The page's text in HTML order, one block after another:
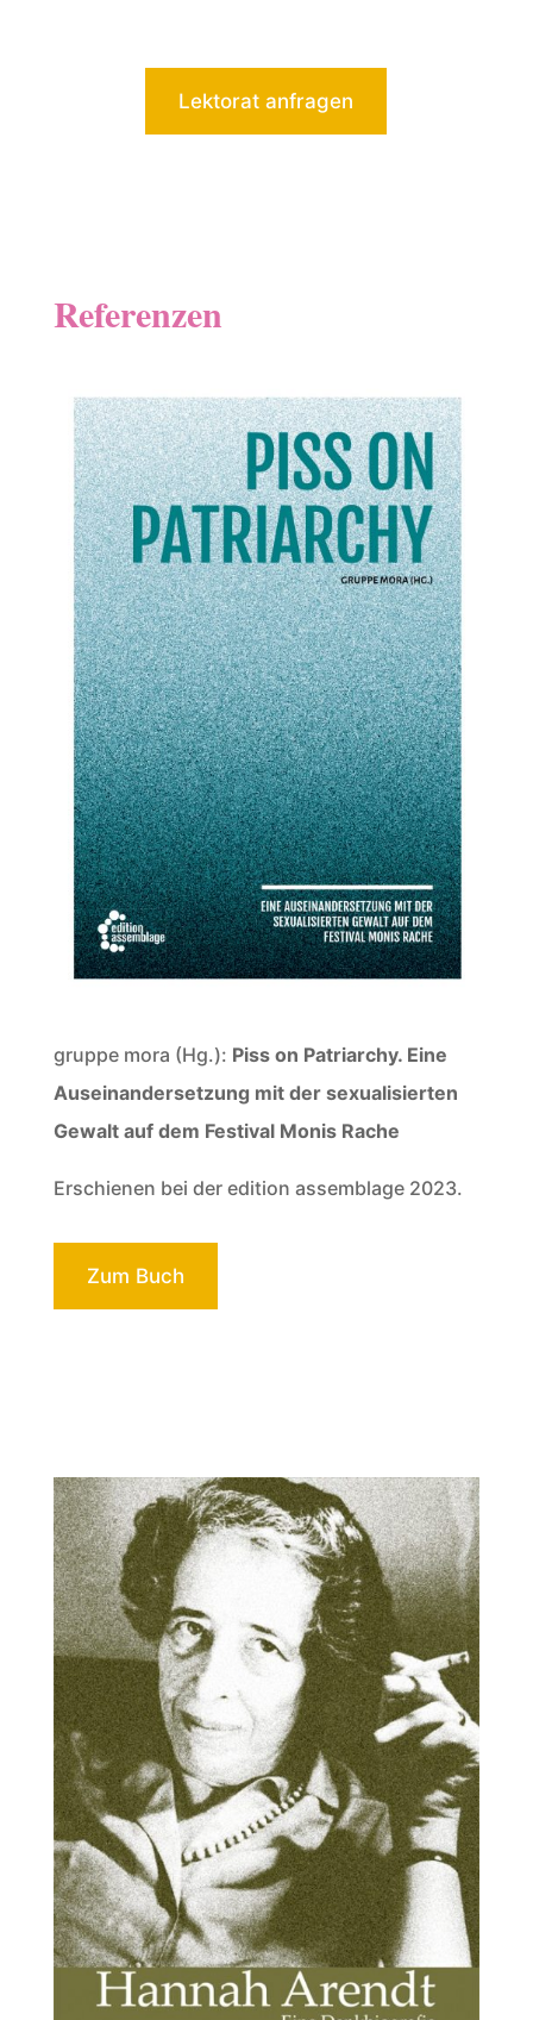
Lektorat anfragen
Referenzen
gruppe mora (Hg.): Piss on Patriarchy. Eine
Auseinandersetzung mit der sexualisierten
Gewalt auf dem Festival Monis Rache
Erschienen bei der edition assemblage 2023.
Zum Buch